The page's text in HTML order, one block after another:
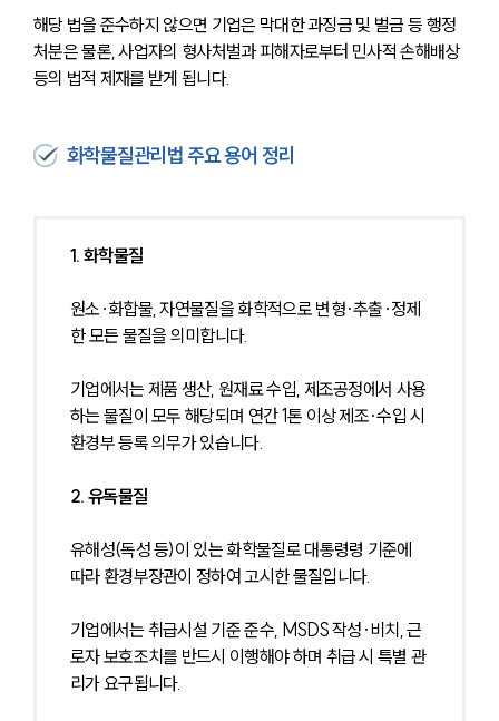
해당 법을 준수하지 않으면 기업은 막대한 과징금 및 벌금 등 행정
처분은 물론, 사업자의 형사처벌과 피해자로부터 민사적 손해배상
등의 법적 제재를 받게 됩니다.
화학물질관리법 주요 용어 정리
1. 화학물질
원소·화합물, 자연물질을 화학적으로 변형·추출·정제
한 모든 물질을 의미합니다.
기업에서는 제품 생산, 원재료 수입, 제조공정에서 사용
하는 물질이 모두 해당되며 연간 1톤 이상 제조·수입 시
환경부 등록 의무가 있습니다.
2. 유독물질
유해성(독성 등)이 있는 화학물질로 대통령령 기준에
따라 환경부장관이 정하여 고시한 물질입니다.
기업에서는 취급시설 기준 준수, MSDS 작성·비치, 근
로자 보호조치를 반드시 이행해야 하며 취급 시 특별 관
리가 요구됩니다.